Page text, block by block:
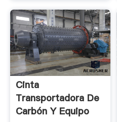
Cinta
Transportadora De
Carbón Y Equipo